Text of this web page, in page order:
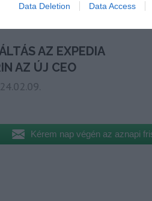
Data Deletion Data Access
Kérem nap végén az aznapi